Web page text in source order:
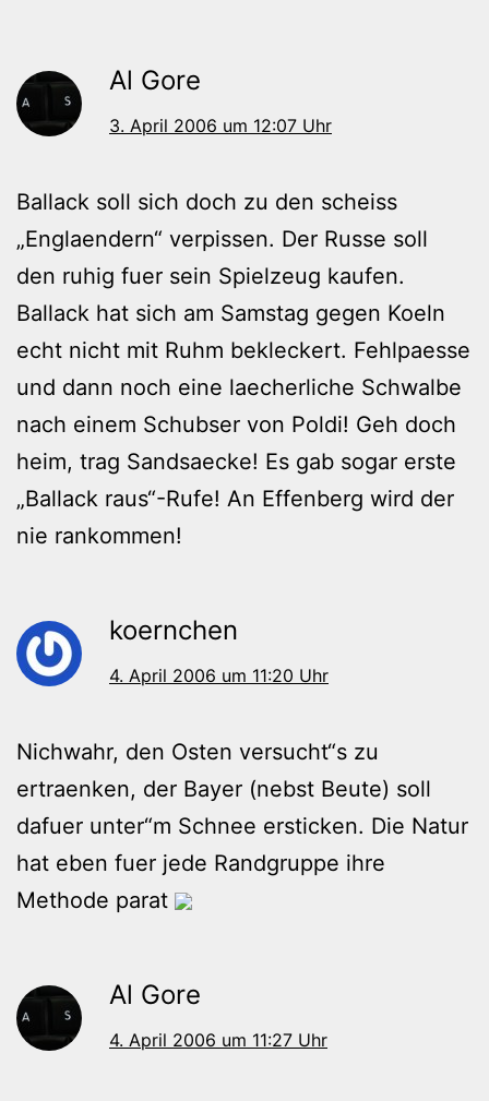
Al Gore
3. April 2006 um 12:07 Uhr
Ballack soll sich doch zu den scheiss
„Englaendern“ verpissen. Der Russe soll
den ruhig fuer sein Spielzeug kaufen.
Ballack hat sich am Samstag gegen Koeln
echt nicht mit Ruhm bekleckert. Fehlpaesse
und dann noch eine laecherliche Schwalbe
nach einem Schubser von Poldi! Geh doch
heim, trag Sandsaecke! Es gab sogar erste
„Ballack raus“-Rufe! An Effenberg wird der
nie rankommen!
koernchen
4. April 2006 um 11:20 Uhr
Nichwahr, den Osten versucht“s zu
ertraenken, der Bayer (nebst Beute) soll
dafuer unter“m Schnee ersticken. Die Natur
hat eben fuer jede Randgruppe ihre
Methode parat
Al Gore
4. April 2006 um 11:27 Uhr